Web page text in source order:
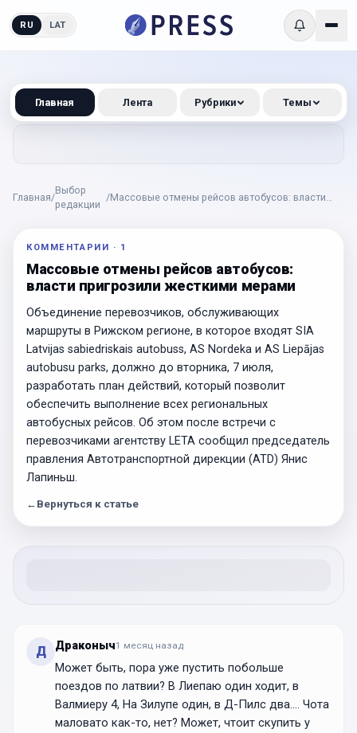
RU LAT
Главная/
Выбор
редакции
/Массовые отмены рейсов автобусов: власти
КОММЕНТАРИИ · 1
Массовые отмены рейсов автобусов:
власти пригрозили жесткими мерами
Объединение перевозчиков, обслуживающих
маршруты в Рижском регионе, в которое входят SIA
Latvijas sabiedriskais autobuss, AS Nordeka и AS Liepājas
autobusu parks, должно до вторника, 7 июля,
разработать план действий, который позволит
обеспечить выполнение всех региональных
автобусных рейсов. Об этом после встречи с
перевозчиками агентству LETA сообщил председатель
правления Автотранспортной дирекции (ATD) Янис
Лапиньш.
← Вернуться к статье
Д Драконыч1 месяц назад
Может быть, пора уже пустить побольше
поездов по латвии? В Лиепаю один ходит, в
Валмиеру 4, На Зилупе один, в Д-Пилс два.... Чота
маловато как-то, нет? Может, чтоит скупить у
Главная Лента Рубрики Темы